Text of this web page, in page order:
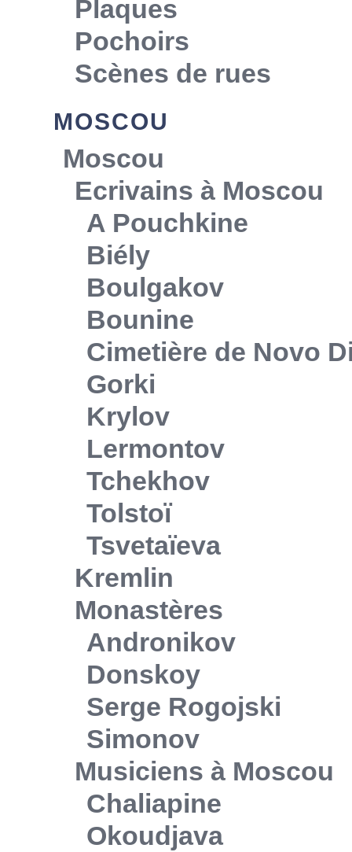
Plaques
Pochoirs
Scènes de rues
MOSCOU
Moscou
Ecrivains à Moscou
A Pouchkine
Biély
Boulgakov
Bounine
Cimetière de Novo
Gorki
Krylov
Lermontov
Tchekhov
Tolstoï
Tsvetaïeva
Kremlin
Monastères
Andronikov
Donskoy
Serge Rogojski
Simonov
Musiciens à Moscou
Chaliapine
Okoudjava